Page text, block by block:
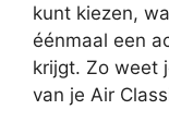
kunt kiezen,
éénmaal een
krijgt. Zo weet
van je Air